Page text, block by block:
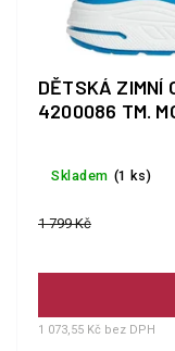
DĚTSKÁ ZIMNÍ
4200086 TM.
Skladem (1 ks)
1 073,55 Kč bez DPH
1 799 Kč